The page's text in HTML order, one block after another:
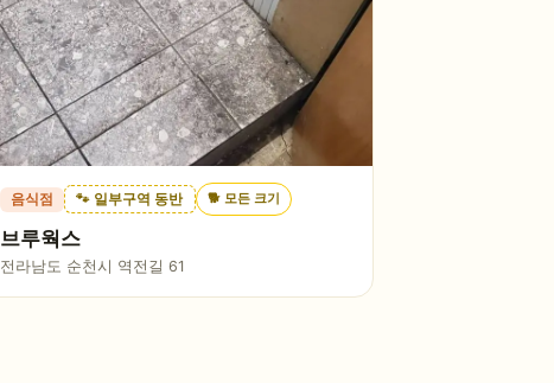
음식점 🐾 일부구역 동반 🐕 모든 크기
브루웍스
전라남도 순천시 역전길 61